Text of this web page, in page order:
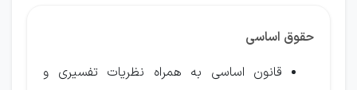
حقوق اساسی
قانون اساسی به همراه نظریات تفسیری و